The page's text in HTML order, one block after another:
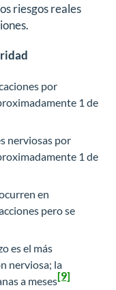
riesgos reales
por
1 de
nerviosas por
1 de
en
pero se
es el más
nerviosa; la
a meses[9]